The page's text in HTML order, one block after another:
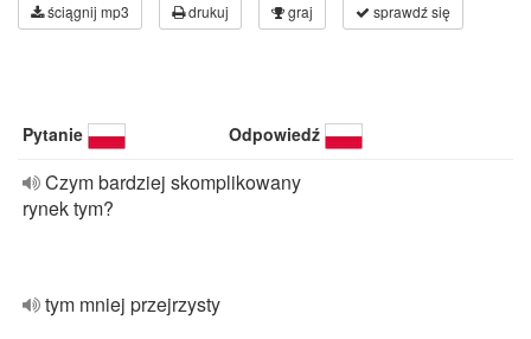
ściągnij mp3 drukuj graj sprawdź się
Pytanie Odpowiedź
Czym bardziej skomplikowany
rynek tym?
tym mniej przejrzysty